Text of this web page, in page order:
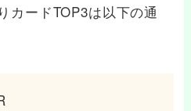
カードTOP3は以下の通